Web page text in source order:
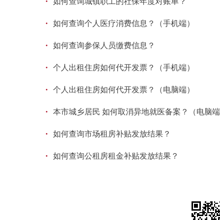
· 如何查询个人医疗消费信息？（手机端）
· 如何查询参保人员缴费信息？
· 个人出租住房如何代开发票？（手机端）
· 个人出租住房如何代开发票？（电脑端）
· 本市城乡居民 如何取消异地就医备案？（电脑
· 如何查询市场租房补贴发放结果？
· 如何查询公租房租金补贴发放结果？